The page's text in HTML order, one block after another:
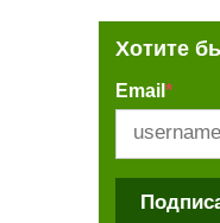
Хотите
Email *